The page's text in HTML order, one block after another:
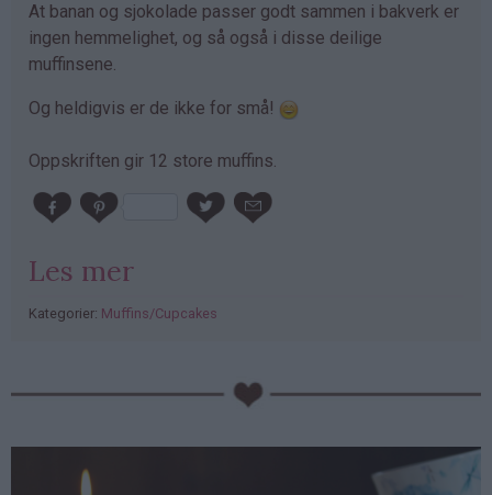
At banan og sjokolade passer godt sammen i bakverk er
ingen hemmelighet, og så også i disse deilige
muffinsene.
Og heldigvis er de ikke for små!
Oppskriften gir 12 store muffins.
Les mer
Kategorier: Muffins/Cupcakes
PubGalaxy